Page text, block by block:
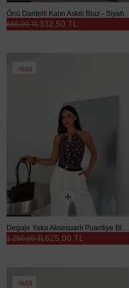
Önü Dantelli Kalın Askılı Bluz - Siyah
332,50 TL
665,00 TL
%50
Degaje Yaka Aksesuarlı Puantiye Bluz - Kahve
625,00 TL
1.250,00 TL
%59